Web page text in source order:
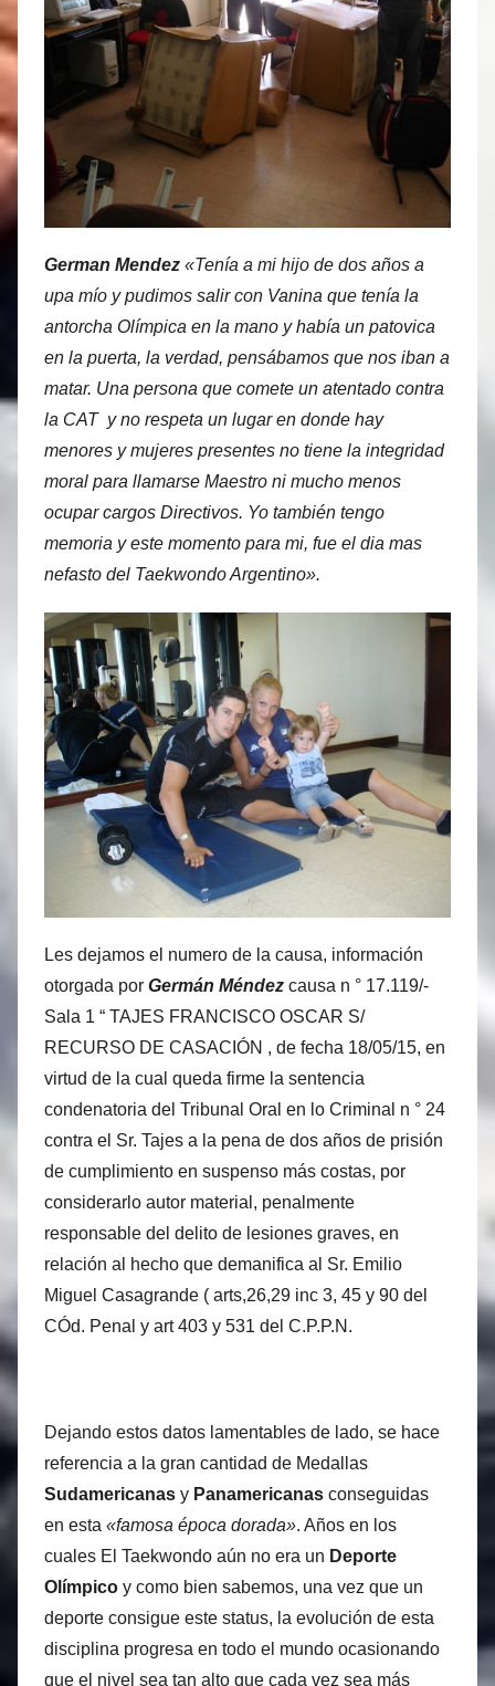
German Mendez «Tenía a mi hijo de dos años a
upa mío y pudimos salir con Vanina que tenía la
antorcha Olímpica en la mano y había un patovica
en la puerta, la verdad, pensábamos que nos iban a
matar. Una persona que comete un atentado contra
la CAT y no respeta un lugar en donde hay
menores y mujeres presentes no tiene la integridad
moral para llamarse Maestro ni mucho menos
ocupar cargos Directivos. Yo también tengo
memoria y este momento para mi, fue el dia mas
nefasto del Taekwondo Argentino».
Les dejamos el numero de la causa, información
otorgada por Germán Méndez causa n ° 17.119/-
Sala 1 “ TAJES FRANCISCO OSCAR S/
RECURSO DE CASACIÓN , de fecha 18/05/15, en
virtud de la cual queda firme la sentencia
condenatoria del Tribunal Oral en lo Criminal n ° 24
contra el Sr. Tajes a la pena de dos años de prisión
de cumplimiento en suspenso más costas, por
considerarlo autor material, penalmente
responsable del delito de lesiones graves, en
relación al hecho que demanifica al Sr. Emilio
Miguel Casagrande ( arts,26,29 inc 3, 45 y 90 del
CÓd. Penal y art 403 y 531 del C.P.P.N.
Dejando estos datos lamentables de lado, se hace
referencia a la gran cantidad de Medallas
Sudamericanas y Panamericanas conseguidas
en esta «famosa época dorada». Años en los
cuales El Taekwondo aún no era un Deporte
Olímpico y como bien sabemos, una vez que un
deporte consigue este status, la evolución de esta
disciplina progresa en todo el mundo ocasionando
que el nivel sea tan alto que cada vez sea más